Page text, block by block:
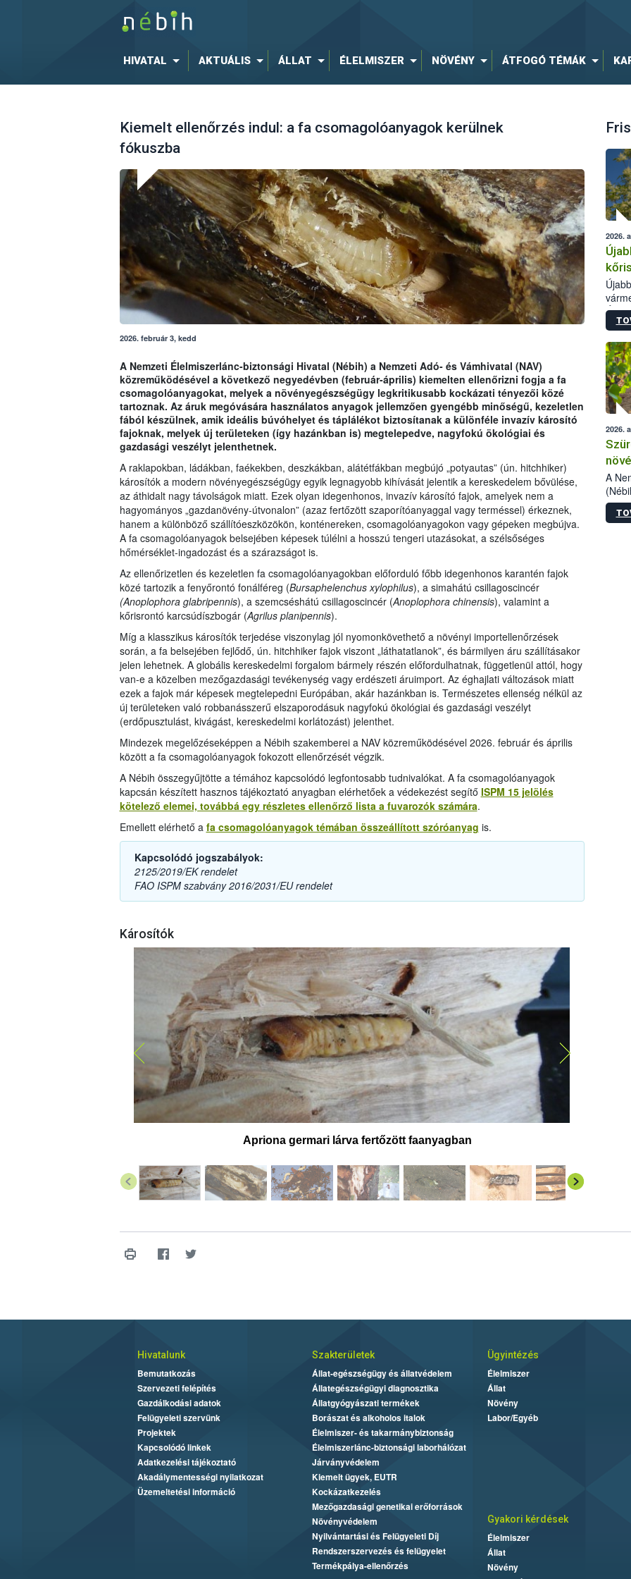
HIVATAL AKTUÁLIS ÁLLAT ÉLELMISZER NÖVÉNY ÁTFOGÓ TÉMÁK
Kiemelt ellenőrzés indul: a fa csomagolóanyagok kerülnek
fókuszba
2026. február 3, kedd
A Nemzeti Élelmiszerlánc-biztonsági Hivatal (Nébih) a Nemzeti Adó- és Vámhivatal (NAV)
közreműködésével a következő negyedévben (február-április) kiemelten ellenőrizni fogja a fa
csomagolóanyagokat, melyek a növényegészségügy legkritikusabb kockázati tényezői közé
tartoznak. Az áruk megóvására használatos anyagok jellemzően gyengébb minőségű, kezeletlen
fából készülnek, amik ideális búvóhelyet és táplálékot biztosítanak a különféle invazív károsító
fajoknak, melyek új területeken (így hazánkban is) megtelepedve, nagyfokú ökológiai és
gazdasági veszélyt jelenthetnek.
A raklapokban, ládákban, faékekben, deszkákban, alátétfákban megbújó „potyautas” (ún. hitchhiker)
károsítók a modern növényegészségügy egyik legnagyobb kihívását jelentik a kereskedelem bővülése,
az áthidalt nagy távolságok miatt. Ezek olyan idegenhonos, invazív károsító fajok, amelyek nem a
hagyományos „gazdanövény-útvonalon” (azaz fertőzött szaporítóanyaggal vagy terméssel) érkeznek,
hanem a különböző szállítóeszközökön, konténereken, csomagolóanyagokon vagy gépeken megbújva.
A fa csomagolóanyagok belsejében képesek túlélni a hosszú tengeri utazásokat, a szélsőséges
hőmérséklet-ingadozást és a szárazságot is.
Az ellenőrizetlen és kezeletlen fa csomagolóanyagokban előforduló főbb idegenhonos karantén fajok
közé tartozik a fenyőrontó fonálféreg (Bursaphelenchus xylophilus), a simahátú csillagoscincér
(Anoplophora glabripennis), a szemcséshátú csillagoscincér (Anoplophora chinensis), valamint a
kőrisrontó karcsúdíszbogár (Agrilus planipennis).
Míg a klasszikus károsítók terjedése viszonylag jól nyomonkövethető a növényi importellenőrzések
során, a fa belsejében fejlődő, ún. hitchhiker fajok viszont „láthatatlanok”, és bármilyen áru szállításakor
jelen lehetnek. A globális kereskedelmi forgalom bármely részén előfordulhatnak, függetlenül attól, hogy
van-e a közelben mezőgazdasági tevékenység vagy erdészeti áruimport. Az éghajlati változások miatt
ezek a fajok már képesek megtelepedni Európában, akár hazánkban is. Természetes ellenség nélkül az
új területeken való robbanásszerű elszaporodásuk nagyfokú ökológiai és gazdasági veszélyt
(erdőpusztulást, kivágást, kereskedelmi korlátozást) jelenthet.
Mindezek megelőzéseképpen a Nébih szakemberei a NAV közreműködésével 2026. február és április
között a fa csomagolóanyagok fokozott ellenőrzését végzik.
A Nébih összegyűjtötte a témához kapcsolódó legfontosabb tudnivalókat. A fa csomagolóanyagok
kapcsán készített hasznos tájékoztató anyagban elérhetőek a védekezést segítő ISPM 15 jelölés
kötelező elemei, továbbá egy részletes ellenőrző lista a fuvarozók számára.
Emellett elérhető a fa csomagolóanyagok témában összeállított szóróanyag is.
Kapcsolódó jogszabályok:
2125/2019/EK rendelet
FAO ISPM szabvány 2016/2031/EU rendelet
Károsítók
Apriona germari lárva fertőzött faanyagban
2026.
2026.
A
Hivatalunk
Bemutatkozás
Szervezeti felépítés
Gazdálkodási adatok
Felügyeleti szervünk
Projektek
Kapcsolódó linkek
Adatkezelési tájékoztató
Akadálymentességi nyilatkozat
Üzemeltetési információ
Szakterületek
Állat-egészségügy és állatvédelem
Állategészségügyi diagnosztika
Állatgyógyászati termékek
Borászat és alkoholos italok
Élelmiszer- és takarmánybiztonság
Élelmiszerlánc-biztonsági laborhálózat
Járványvédelem
Kiemelt ügyek, EUTR
Kockázatkezelés
Mezőgazdasági genetikai erőforrások
Növényvédelem
Nyilvántartási és Felügyeleti Díj
Rendszerszervezés és felügyelet
Termékpálya-ellenőrzés
Ügyintézés
Élelmiszer
Állat
Növény
Labor/Egyéb
Gyakori kérdések
Élelmiszer
Állat
Növény